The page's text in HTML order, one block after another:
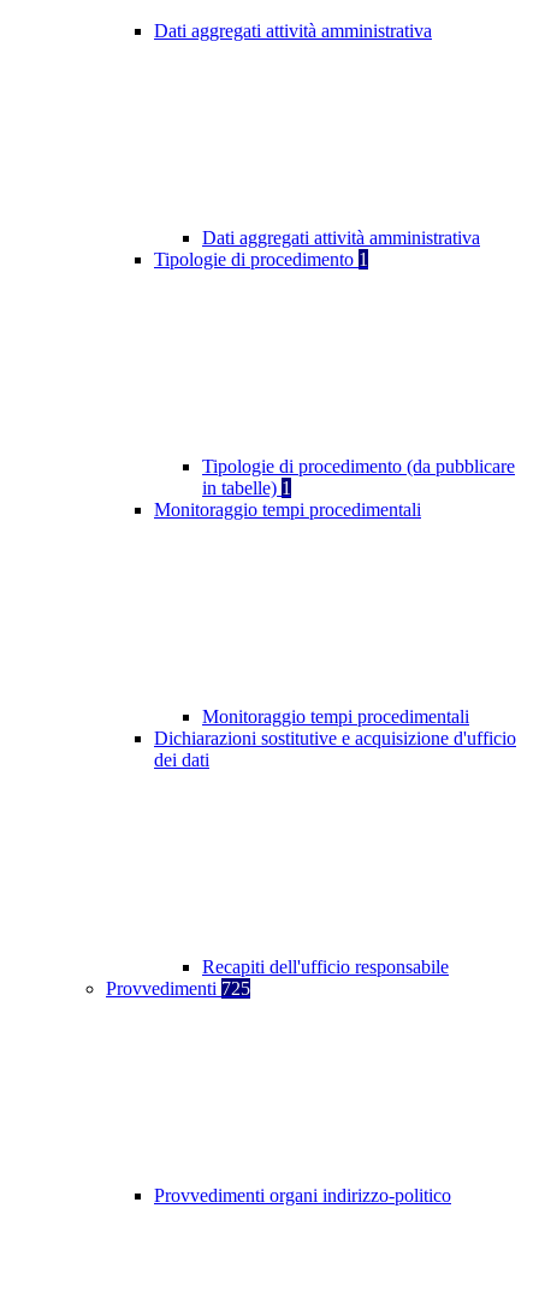
Dati aggregati attività amministrativa
Dati aggregati attività amministrativa
Tipologie di procedimento 1
Tipologie di procedimento (da pubblicare
in tabelle) 1
Monitoraggio tempi procedimentali
Monitoraggio tempi procedimentali
Dichiarazioni sostitutive e acquisizione d'ufficio
dei dati
Recapiti dell'ufficio responsabile
Provvedimenti 725
Provvedimenti organi indirizzo-politico